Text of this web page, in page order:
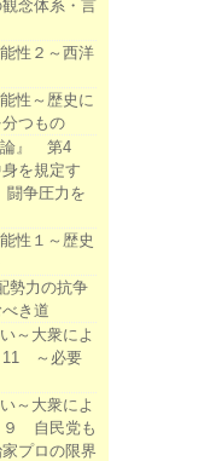
念体系・言
性２～西洋
性～歴史に
つもの
論』 第4
を規定す
闘争圧力を
性１～歴史
勢力の抗争
き道
～大衆によ
11 ～必要
～大衆によ
９ 自民党も
プロの限界